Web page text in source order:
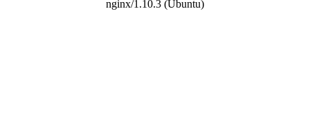
被公開之後，庄思敏也沒有太多的回應，甚至從來不帶丈夫公開